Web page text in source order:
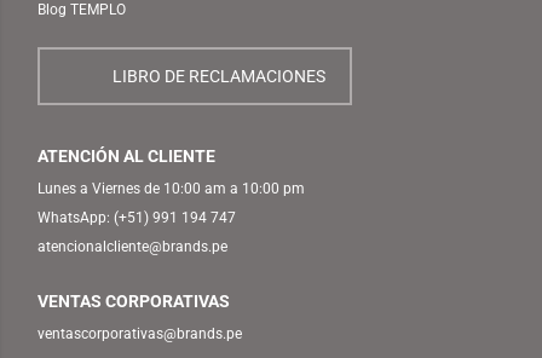
Blog TEMPLO
LIBRO DE RECLAMACIONES
ATENCIÓN AL CLIENTE
Lunes a Viernes de 10:00 am a 10:00 pm
WhatsApp: (+51) 991 194 747
atencionalcliente@brands.pe
VENTAS CORPORATIVAS
ventascorporativas@brands.pe